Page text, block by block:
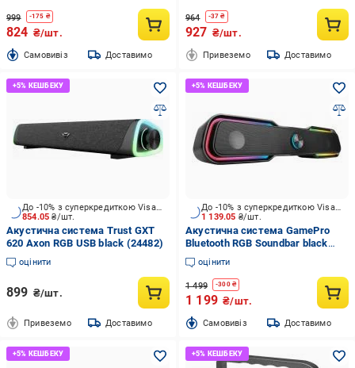
999 -175 ₴
824 ₴/шт.
Cамовивіз Доставимо
964 -37 ₴
927 ₴/шт.
Привеземо Доставимо
854.05₴/шт.
До -10% з суперкредиткою Visa Вигода
Акустична система Trust GXT
620 Axon RGB USB black (24482)
оцінити
899 ₴/шт.
Привеземо Доставимо
1 139.05 ₴/шт.
До -10% з суперкредиткою Visa Вигода
Акустична система GamePro
Bluetooth RGB Soundbar black
(GS915)
оцінити
1 499 -300₴
1 199 ₴/шт.
Cамовивіз Доставимо